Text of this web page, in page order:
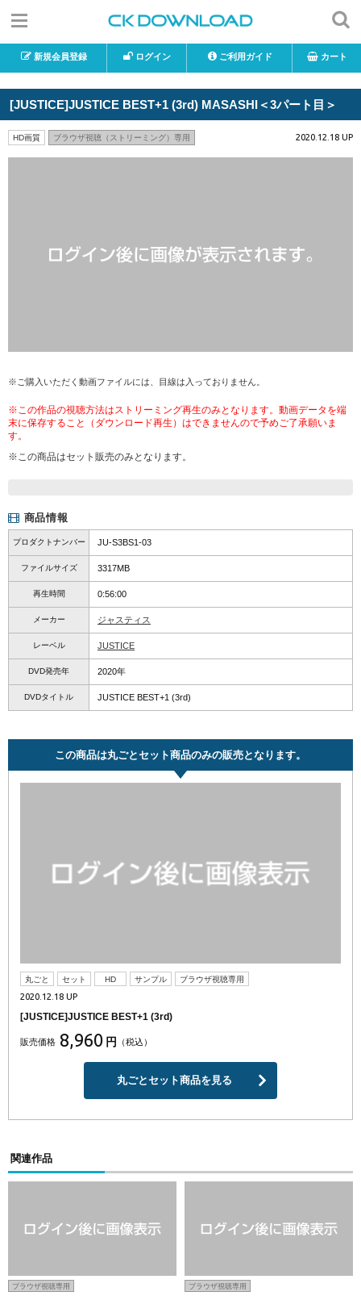
新規会員登録 ログイン ご利用ガイド カート
[JUSTICE]JUSTICE BEST+1 (3rd) MASASHI＜3パート目＞
HD画質 ブラウザ視聴（ストリーミング）専用 2020.12.18 UP
※ご購入いただく動画ファイルには、目線は入っておりません。
※この作品の視聴方法はストリーミング再生のみとなります。動画データを端
末に保存すること（ダウンロード再生）はできませんので予めご了承願いま
す。
※この商品はセット販売のみとなります。
商品情報
プロダクトナンバー JU-S3BS1-03
ファイルサイズ 3317MB
再生時間 0:56:00
メーカー ジャスティス
レーベル JUSTICE
DVD発売年 2020年
DVDタイトル JUSTICE BEST+1 (3rd)
この商品は丸ごとセット商品のみの販売となります。
丸ごと セット HD サンプル ブラウザ視聴専用
2020.12.18 UP
[JUSTICE]JUSTICE BEST+1 (3rd)
販売価格 8,960 円 （税込）
丸ごとセット商品を見る
関連作品
ブラウザ視聴専用 ブラウザ視聴専用